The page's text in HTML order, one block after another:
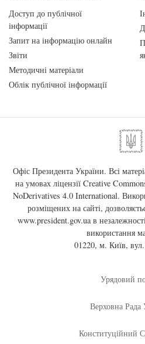
Доступ до публічної
інформації
Запит на інформацію онлайн
Звіти
Методичні матеріали
Облік публічної інформації
Офіс Президента України. Всі
на умовах ліцензії Creative
NoDerivatives 4.0 International.
розміщених на сайті,
www.president.gov.uaв
використання
01220, м. Київ,
Урядовий
Верховна Рада
Конституційний